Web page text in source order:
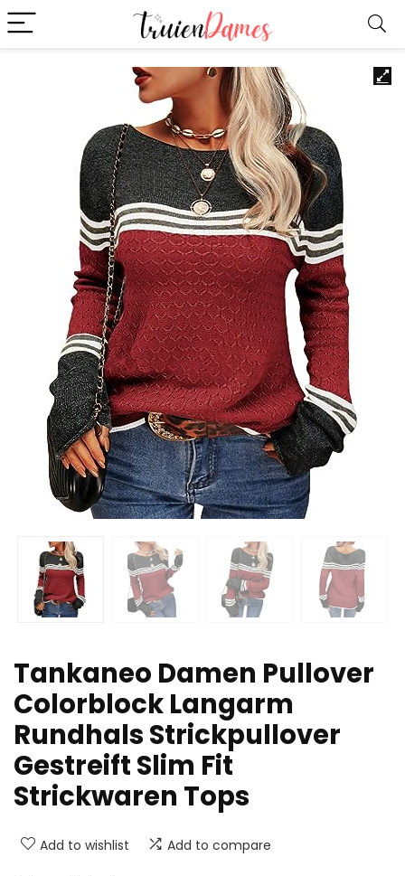
Tankaneo Damen Pullover
Colorblock Langarm
Rundhals Strickpullover
Gestreift Slim Fit
Strickwaren Tops
Add to wishlist Add to compare